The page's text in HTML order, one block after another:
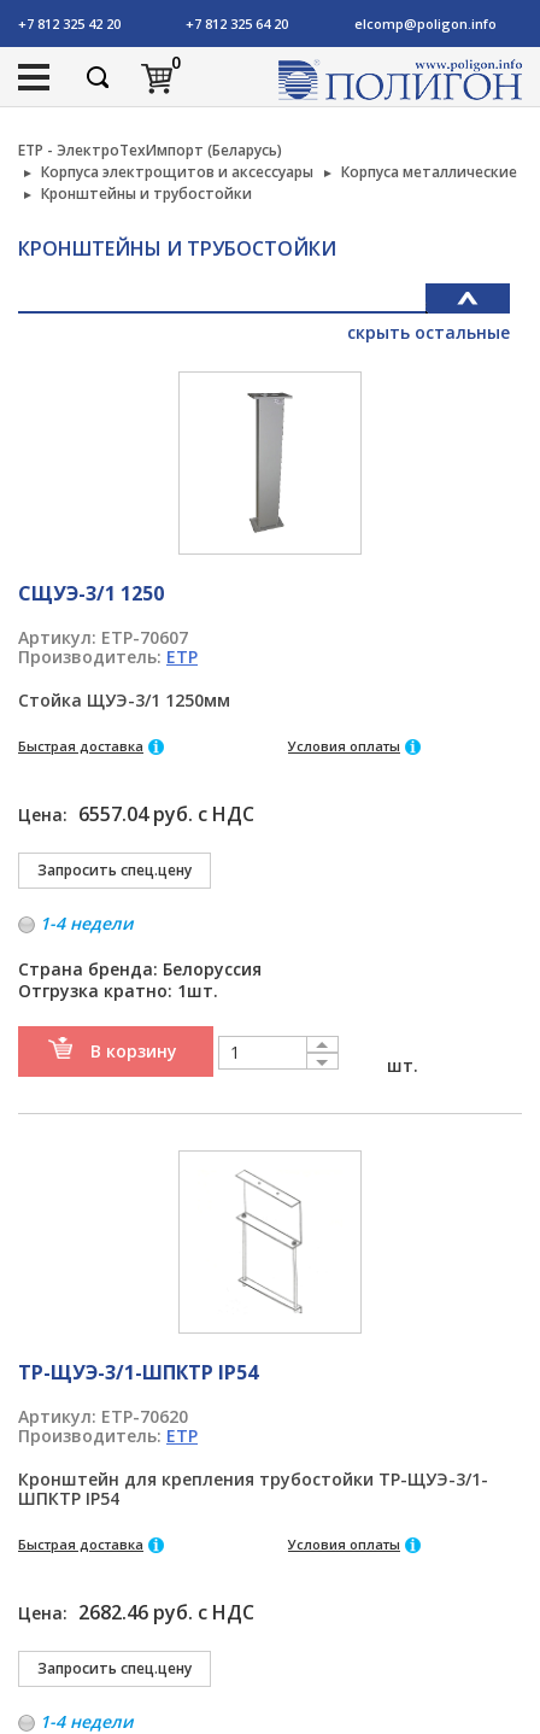
+7 812 325 42 20 +7 812 325 64 20 elcomp@poligon.info
0
ETP - ЭлектроТехИмпорт (Беларусь)
Корпуса электрощитов и аксессуары
Корпуса металлические
Кронштейны и трубостойки
КРОНШТЕЙНЫ И ТРУБОСТОЙКИ
скрыть остальные
СЩУЭ-3/1 1250
Артикул: ETP-70607
Производитель: ETP
Стойка ЩУЭ-3/1 1250мм
Быстрая доставка Условия оплаты
Цена: 6557.04 руб. с НДС
1-4 недели
Страна бренда: Белоруссия
Отгрузка кратно: 1шт.
В корзину
шт.
ТР-ЩУЭ-3/1-ШПКТР IP54
Артикул: ETP-70620
Производитель: ETP
Кронштейн для крепления трубостойки ТР-ЩУЭ-3/1-
ШПКТР IP54
Быстрая доставка Условия оплаты
Цена: 2682.46 руб. с НДС
1-4 недели